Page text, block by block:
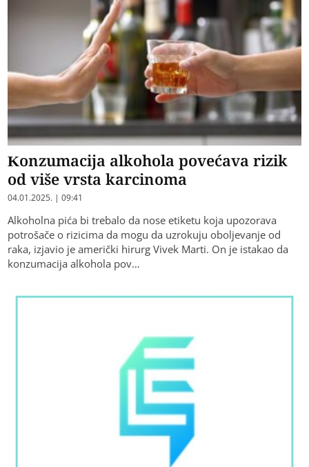
Konzumacija alkohola povećava rizik
od više vrsta karcinoma
04.01.2025. | 09:41
Alkoholna pića bi trebalo da nose etiketu koja upozorava
potrošače o rizicima da mogu da uzrokuju oboljevanje od
raka, izjavio je američki hirurg Vivek Marti. On je istakao da
konzumacija alkohola pov…